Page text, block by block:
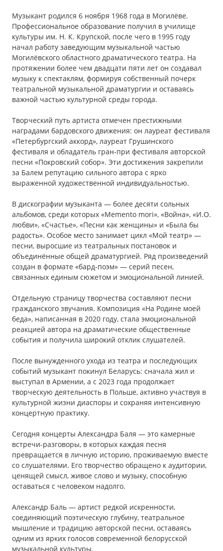
Музыкант родился 6 ноября 1968 года в Могилёве.
Профессиональное образование получил в училище
культуры им. Н. К. Крупской, после чего в 1995 году
начал работу заведующим музыкальной частью
Могилёвского областного драматического театра. На
протяжении более чем двадцати пяти лет он создавал
музыку к спектаклям, формируя собственный почерк
театральной музыкальной драматургии и оставаясь
важной частью культурной среды города.
Творческий путь артиста отмечен престижными
наградами бардовского движения: он лауреат фестиваля
«Петербургский аккорд», лауреат Грушинского
фестиваля и обладатель гран-при фестиваля авторской
песни «Покровский собор». Эти достижения закрепили
за Балем репутацию сильного автора с ярко
выраженной художественной индивидуальностью.
В дискографии музыканта — более десяти сольных
альбомов, среди которых «Memento mori», «Война», «И.О.
любви», «Счастье», «Песни как женщины» и «Была бы
радость». Особое место занимает цикл «Мой театр» —
песни, выросшие из театральных постановок и
объединённые общей драматургией. Ряд произведений
создан в формате «бард-поэм» — серий песен,
связанных единым сюжетом и эмоциональной линией.
Отдельную страницу творчества составляют песни
гражданского звучания. Композиция «На Родине моей
беда», написанная в 2020 году, стала эмоциональной
реакцией автора на драматические общественные
события и получила широкий отклик слушателей.
После вынужденного ухода из театра и последующих
событий музыкант покинул Беларусь: сначала жил и
выступал в Армении, а с 2023 года продолжает
творческую деятельность в Польше, активно участвуя в
культурной жизни диаспоры и сохраняя интенсивную
концертную практику.
Сегодня концерты Александра Баля — это камерные
встречи-разговоры, в которых каждая песня
превращается в личную историю, проживаемую вместе
со слушателями. Его творчество обращено к аудитории,
ценящей смысл, живое слово и музыку, способную
оставаться с человеком надолго.
Александр Баль — артист редкой искренности,
соединяющий поэтическую глубину, театральное
мышление и традицию авторской песни, оставаясь
одним из ярких голосов современной белорусской
музыкальной культуры.